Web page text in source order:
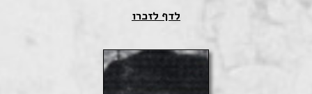
לדף לזכרו